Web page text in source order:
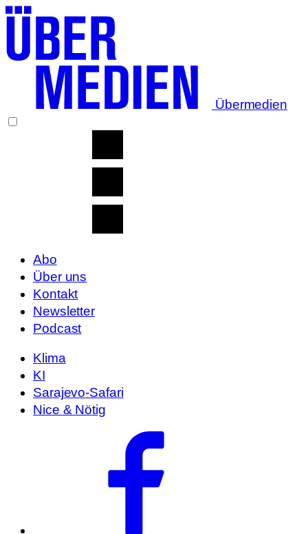
Übermedien
Abo
Über uns
Kontakt
Newsletter
Podcast
Klima
KI
Sarajevo-Safari
Nice & Nötig